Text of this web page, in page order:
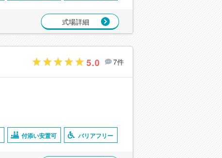
式場詳細
5.0 7件
付添い安置可 バリアフリー